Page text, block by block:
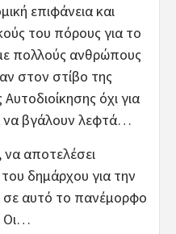
επιφάνεια και
του πόρους για το
πολλούς ανθρώπους
στον στίβο της
όχι για
να βγάλουν λεφτά…
αποτελέσει
δημάρχου για την
σε αυτό το πανέμορφο
Οι…